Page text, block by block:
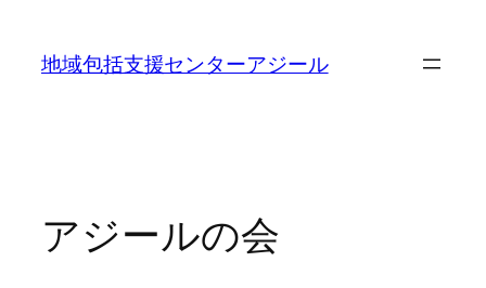
地域包括支援センターアジール
アジールの会